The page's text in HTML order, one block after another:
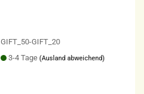
GIFT_50-GIFT_20
3-4 Tage (Ausland abweichend)